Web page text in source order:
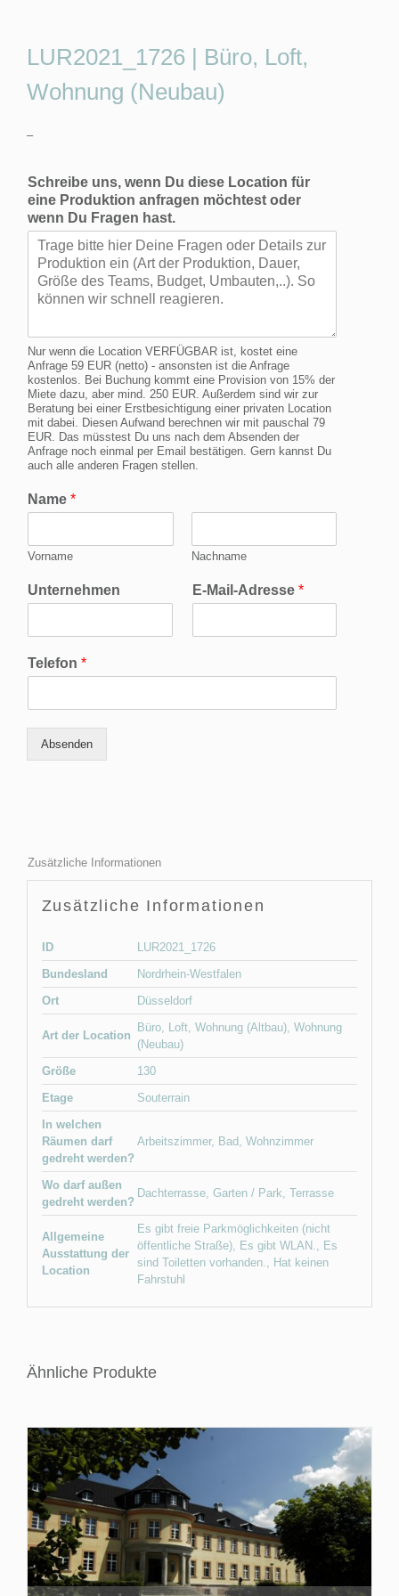
LUR2021_1726 | Büro, Loft,
Wohnung (Neubau)
–
Schreibe uns, wenn Du diese Location für
eine Produktion anfragen möchtest oder
wenn Du Fragen hast.
Nur wenn die Location VERFÜGBAR ist, kostet eine
Anfrage 59 EUR (netto) - ansonsten ist die Anfrage
kostenlos. Bei Buchung kommt eine Provision von 15% der
Miete dazu, aber mind. 250 EUR. Außerdem sind wir zur
Beratung bei einer Erstbesichtigung einer privaten Location
mit dabei. Diesen Aufwand berechnen wir mit pauschal 79
EUR. Das müsstest Du uns nach dem Absenden der
Anfrage noch einmal per Email bestätigen. Gern kannst Du
auch alle anderen Fragen stellen.
Name *
Vorname Nachname
Unternehmen E-Mail-Adresse *
Telefon *
Absenden
Zusätzliche Informationen
Zusätzliche Informationen
ID
LUR2021_1726
Bundesland
Nordrhein-Westfalen
Ort
Düsseldorf
Art der Location
Büro, Loft, Wohnung (Altbau), Wohnung
(Neubau)
Größe
130
Etage
Souterrain
In welchen
Räumen darf
gedreht werden?
Arbeitszimmer, Bad, Wohnzimmer
Wo darf außen
gedreht werden?
Dachterrasse, Garten / Park, Terrasse
Allgemeine
Ausstattung der
Location
Es gibt freie Parkmöglichkeiten (nicht
öffentliche Straße), Es gibt WLAN., Es
sind Toiletten vorhanden., Hat keinen
Fahrstuhl
Ähnliche Produkte